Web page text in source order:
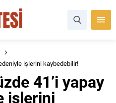
işlerini kaybedebilir!
41’i yapay
işlerini